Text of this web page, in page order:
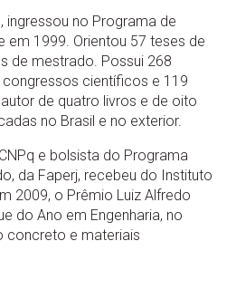
ingressou no Programa de
em 1999. Orientou 57 teses de
de mestrado. Possui 268
científicos e 119
de quatro livros e de oito
no Brasil e no exterior.
e bolsista do Programa
da Faperj, recebeu do Instituto
2009, o Prêmio Luiz Alfredo
do Ano em Engenharia, no
concreto e materiais